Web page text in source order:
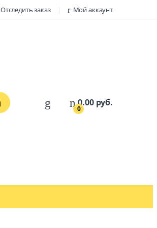
Отследить заказ Мой аккаунт
0
0.00 руб.